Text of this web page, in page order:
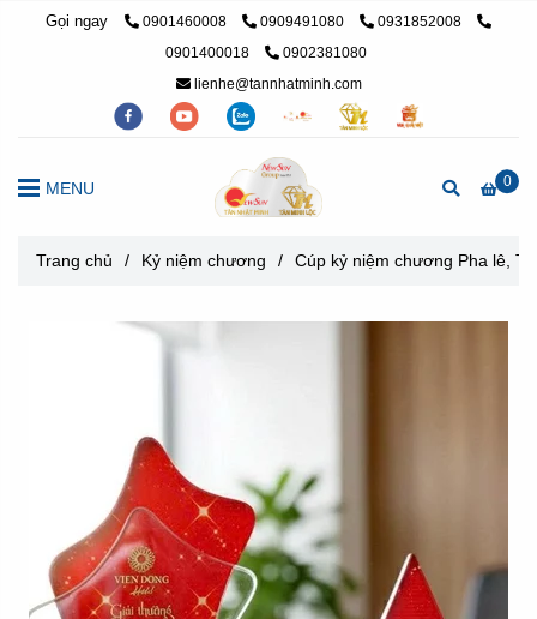
Gọi ngay 0901460008 0909491080
0931852008
0901400018
0902381080
lienhe@tannhatminh.com
0
MENU
Trang chủ / Kỷ niệm chương / Cúp kỷ niệm chương Pha lê,